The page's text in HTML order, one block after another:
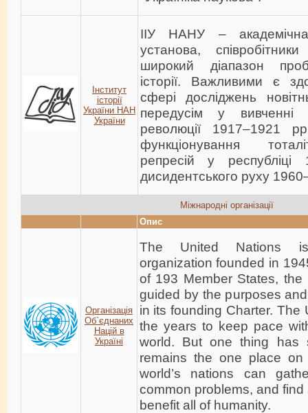
Інститут
історії
України НАН
України
ІІУ НАНУ – академічна
установа,
широкий діапазон
історії. Важливими є
сфері досліджень
передусім у вивченні
революції 1917–1921
функціонування
репресій у республіці
дисидентського руху
Міжнародні організації
Опис
Організація
Об`єднаних
Націй в
Україні
The United Nations
organization founded in
of 193 Member States,
guided by the purposes
in its founding Charter. The
the years to keep pace
world. But one thing has
remains the one place
world’s nations can
common problems, and
benefit all of humanity.